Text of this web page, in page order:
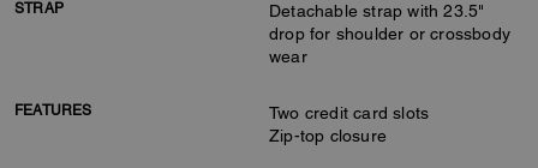
STRAP
Detachable strap with 23.5"
drop for shoulder or crossbody
wear
FEATURES
Two credit card slots
Zip-top closure